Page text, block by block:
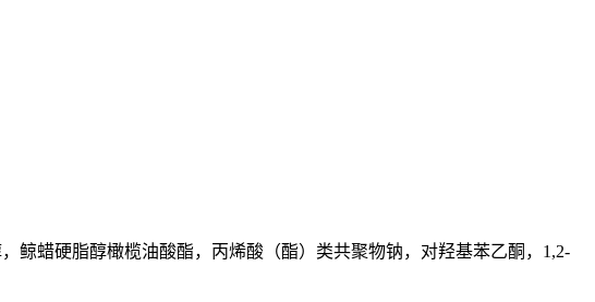
鲸蜡硬脂醇橄榄油酸酯，丙烯酸（酯）类共聚物钠，对羟基苯乙酮，1,2-